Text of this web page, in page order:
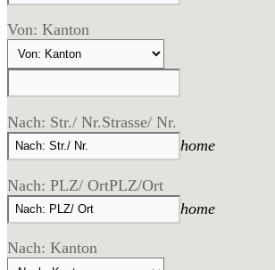
Von: Kanton
Nach: Str./ Nr.Strasse/ Nr.
home
Nach: PLZ/ OrtPLZ/Ort
home
Nach: Kanton